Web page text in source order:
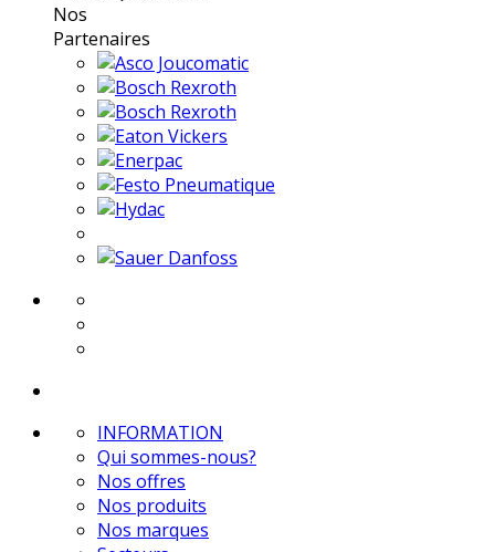
Nos
Partenaires
INFORMATION
Qui sommes-nous?
Nos offres
Nos produits
Nos marques